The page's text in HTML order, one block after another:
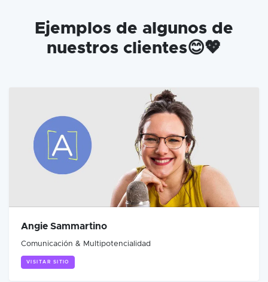
Ejemplos de algunos de
nuestros clientes😊💖
Angie Sammartino
Comunicación & Multipotencialidad
VISITAR SITIO